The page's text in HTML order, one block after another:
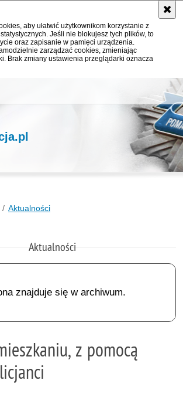
aby ułatwić użytkownikom korzystanie z
Jeśli nie blokujesz tych plików, to
oraz zapisanie w pamięci urządzenia.
zarządzać cookies, zmieniając
Brak zmiany ustawienia przeglądarki oznacza
Aktualności
Aktualności
znajduje się w archiwum.
z pomocą